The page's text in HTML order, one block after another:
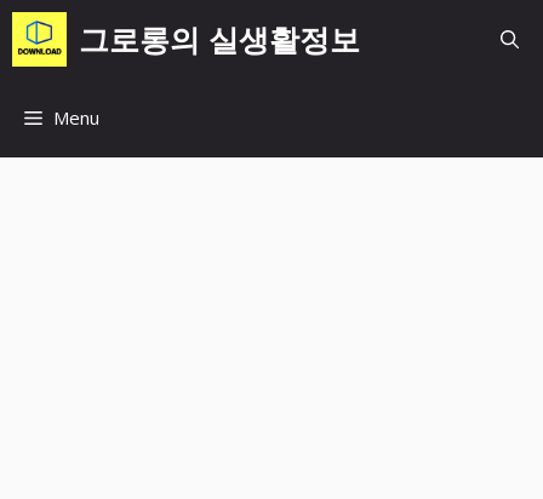
컨
텐
츠
너
그로롱의 실생활정보
Menu